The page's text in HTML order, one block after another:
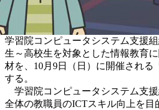
学習院コンピュータシステム支援
生～高校生を対象とした情報教育
材を、10月9日（日）に開催される
する。
学習院コンピュータシステム支
全体の教職員のICTスキル向上を目